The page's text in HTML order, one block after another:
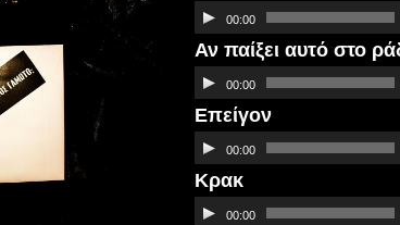
Πρόγραμμα
Αναπαραγωγής
Ήχου
00:00
Αν παίξει αυτό στο
Πρόγραμμα
Αναπαραγωγής
Ήχου
00:00
Επείγον
Πρόγραμμα
Αναπαραγωγής
Ήχου
00:00
Κρακ
Πρόγραμμα
00:00